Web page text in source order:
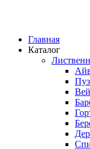
Главная
Каталог